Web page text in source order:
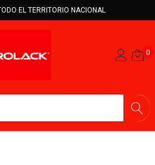
EL TERRITORIO NACIONAL
0